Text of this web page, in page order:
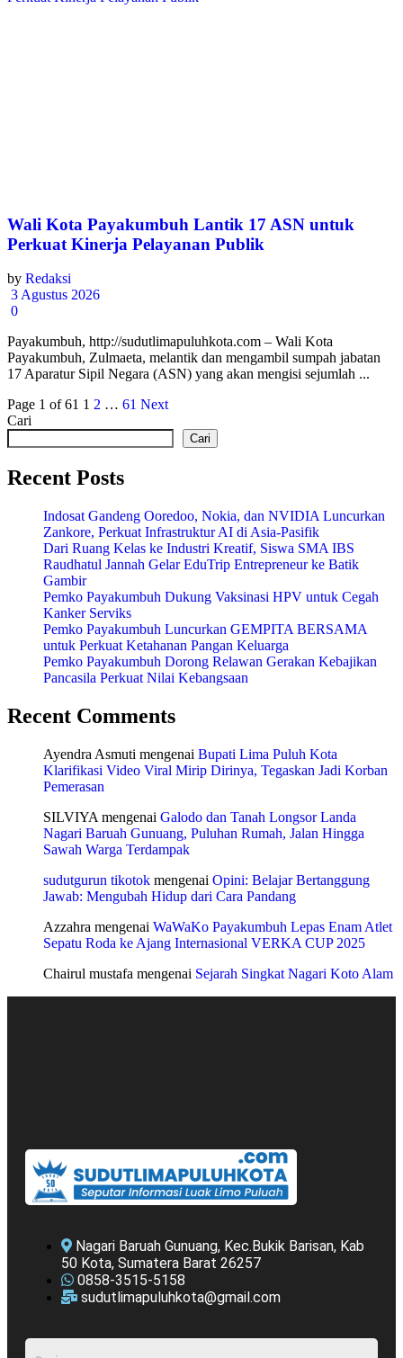
Wali Kota Payakumbuh Lantik 17 ASN untuk
Perkuat Kinerja Pelayanan Publik
by Redaksi
3 Agustus 2026
0
Payakumbuh, http://sudutlimapuluhkota.com – Wali Kota
Payakumbuh, Zulmaeta, melantik dan mengambil sumpah jabatan
17 Aparatur Sipil Negara (ASN) yang akan mengisi sejumlah ...
Page 1 of 61 1 2 … 61 Next
Cari
Cari
Recent Posts
Indosat Gandeng Ooredoo, Nokia, dan NVIDIA Luncurkan
Zankore, Perkuat Infrastruktur AI di Asia-Pasifik
Dari Ruang Kelas ke Industri Kreatif, Siswa SMA IBS
Raudhatul Jannah Gelar EduTrip Entrepreneur ke Batik
Gambir
Pemko Payakumbuh Dukung Vaksinasi HPV untuk Cegah
Kanker Serviks
Pemko Payakumbuh Luncurkan GEMPITA BERSAMA
untuk Perkuat Ketahanan Pangan Keluarga
Pemko Payakumbuh Dorong Relawan Gerakan Kebajikan
Pancasila Perkuat Nilai Kebangsaan
Recent Comments
Ayendra Asmuti mengenai Bupati Lima Puluh Kota
Klarifikasi Video Viral Mirip Dirinya, Tegaskan Jadi Korban
Pemerasan
SILVIYA mengenai Galodo dan Tanah Longsor Landa
Nagari Baruah Gunuang, Puluhan Rumah, Jalan Hingga
Sawah Warga Terdampak
sudutgurun tikotok mengenai Opini: Belajar Bertanggung
Jawab: Mengubah Hidup dari Cara Pandang
Azzahra mengenai WaWaKo Payakumbuh Lepas Enam Atlet
Sepatu Roda ke Ajang Internasional VERKA CUP 2025
Chairul mustafa mengenai Sejarah Singkat Nagari Koto Alam
Nagari Baruah Gunuang, Kec.Bukik Barisan, Kab
50 Kota, Sumatera Barat 26257
0858-3515-5158
sudutlimapuluhkota@gmail.com